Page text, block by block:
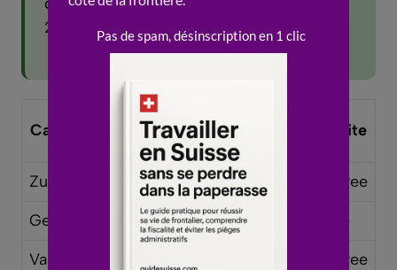
25% de la population.
Canton Langue
Cout de la
vie
Fiscalite
Zurich Allemand Tres eleve
Moderee
Geneve
Francais Eleve
Elevee
Vaud
Moderee